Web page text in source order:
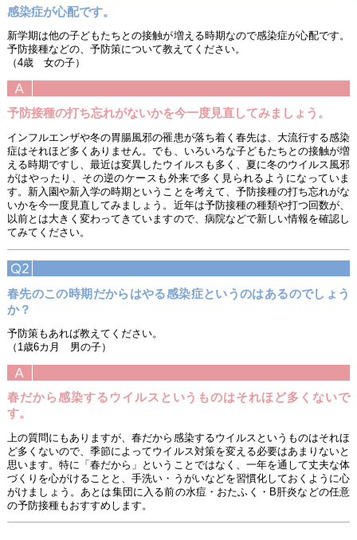
感染症が心配です。
新学期は他の子どもたちとの接触が増える時期なので感染症が心配です。
予防接種などの、予防策について教えてください。
（4歳 女の子）
予防接種の打ち忘れがないかを今一度見直してみましょう。
インフルエンザや冬の胃腸風邪の罹患が落ち着く春先は、大流行する感染
症はそれほど多くありません。でも、いろいろな子どもたちとの接触が増
える時期ですし、最近は変異したウイルスも多く、夏に冬のウイルス風邪
がはやったり、その逆のケースも外来で多く見られるようになっていま
す。新入園や新入学の時期ということを考えて、予防接種の打ち忘れがな
いかを今一度見直してみましょう。近年は予防接種の種類や打つ回数が、
以前とは大きく変わってきていますので、病院などで新しい情報を確認し
てみてください。
春先のこの時期だからはやる感染症というのはあるのでしょう
か？
予防策もあれば教えてください。
（1歳6カ月 男の子）
春だから感染するウイルスというものはそれほど多くないで
す。
上の質問にもありますが、春だから感染するウイルスというものはそれほ
ど多くないので、季節によってウイルス対策を変える必要はあまりないと
思います。特に「春だから」ということではなく、一年を通して丈夫な体
づくりを心がけることと、手洗い・うがいなどを習慣化しておくように心
がけましょう。あとは集団に入る前の水痘・おたふく・B肝炎などの任意
の予防接種もおすすめします。